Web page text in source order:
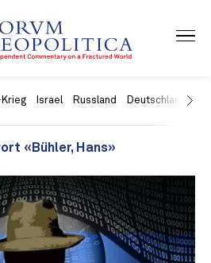
Krieg Israel Russland Deutschland
«Bühler, Hans»